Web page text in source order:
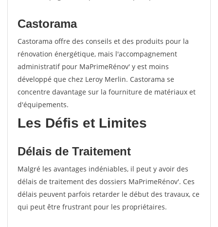
Castorama
Castorama offre des conseils et des produits pour la
rénovation énergétique, mais l'accompagnement
administratif pour MaPrimeRénov' y est moins
développé que chez Leroy Merlin. Castorama se
concentre davantage sur la fourniture de matériaux et
d'équipements.
Les Défis et Limites
Délais de Traitement
Malgré les avantages indéniables, il peut y avoir des
délais de traitement des dossiers MaPrimeRénov'. Ces
délais peuvent parfois retarder le début des travaux, ce
qui peut être frustrant pour les propriétaires.